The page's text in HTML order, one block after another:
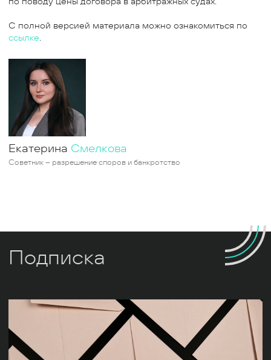
С полной версией материала можно ознакомиться по
ссылке.
Екатерина Смелкова
Советник – разрешение споров и банкротство
Подписка